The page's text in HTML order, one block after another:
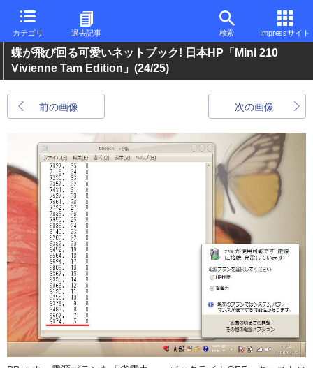
カテゴリ 過去記事 検索 Impressサイト
蝶が飛び回る可愛いネットブック! 日本HP「Mini 210
Vivienne Tam Edition」 (24/25)
前の画像 次の画像